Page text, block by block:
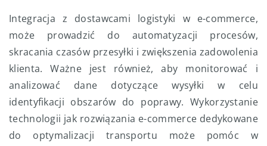
Integracja z dostawcami logistyki w e-commerce,
może prowadzić do automatyzacji procesów,
skracania czasów przesyłki i zwiększenia zadowolenia
klienta. Ważne jest również, aby monitorować i
analizować dane dotyczące wysyłki w celu
identyfikacji obszarów do poprawy. Wykorzystanie
technologii jak rozwiązania e-commerce dedykowane
do optymalizacji transportu może pomóc w